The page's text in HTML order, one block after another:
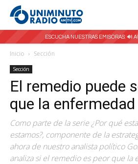
ESCUCHA NUESTRAS EMISORAS: 🔊
Inicio Sección
Sección
El remedio puede
que la enfermedad
Como parte de la serie ¿Por qué
estamos?, componente de la
ahora de nuestro analista político
analiza si el remedio es peor que la